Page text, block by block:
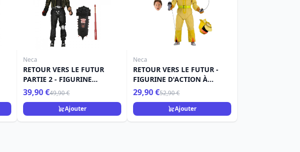
Neca
RETOUR VERS LE FUTUR
PARTIE 2 - FIGURINE
ARTICULÉE – ULTIMATE
GRIFF TANNEN
39,90 €49,90 €
Ajouter
Neca
RETOUR VERS LE FUTUR -
FIGURINE D'ACTION À
L'ÉCHELLE 7" - ULTIMATE
TALES FROM SPACE MARTY
(BOÎTE 6)
29,90 €52,90 €
Ajouter